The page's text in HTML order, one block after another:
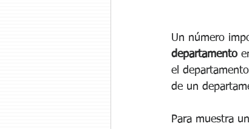
Un número
departamento
el
de un
Para muestra